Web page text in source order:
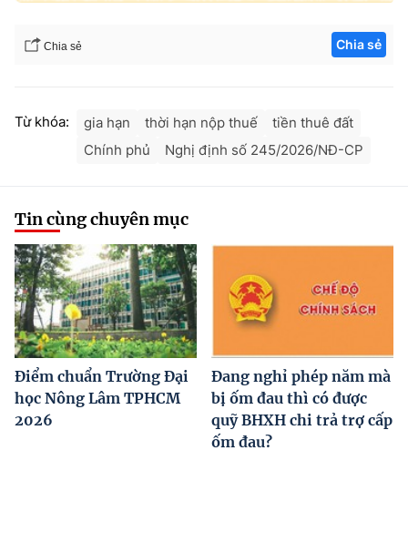
Chia sẻ Chia sẻ
Từ khóa: gia hạn thời hạn nộp thuế
tiền thuê đất
Chính phủ
Nghị định số 245/2026/NĐ-CP
Tin cùng chuyên mục
Điểm chuẩn Trường Đại
học Nông Lâm TPHCM
2026
Đang nghỉ phép năm mà
bị ốm đau thì có được
quỹ BHXH chi trả trợ cấp
ốm đau?